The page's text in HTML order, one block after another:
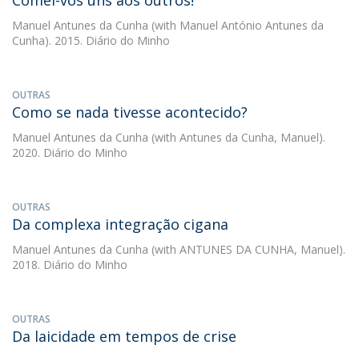
Manuel Antunes da Cunha (with Manuel António Antunes da
Cunha). 2015. Diário do Minho
OUTRAS
Como se nada tivesse acontecido?
Manuel Antunes da Cunha (with Antunes da Cunha, Manuel).
2020. Diário do Minho
OUTRAS
Da complexa integração cigana
Manuel Antunes da Cunha (with ANTUNES DA CUNHA, Manuel).
2018. Diário do Minho
OUTRAS
Da laicidade em tempos de crise